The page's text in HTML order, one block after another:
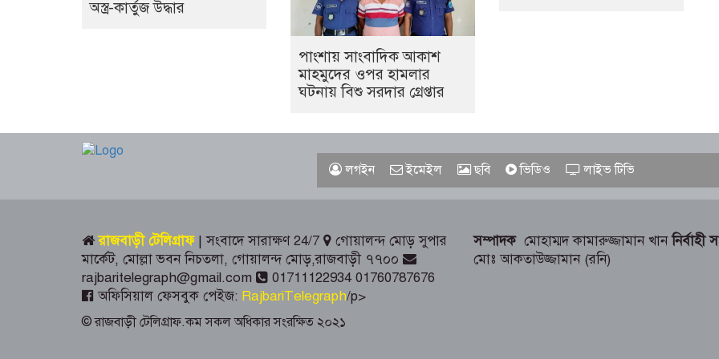
অস্ত্র-কার্তুজ উদ্ধার
পাংশায় সাংবাদিক আকাশ
মাহমুদের ওপর হামলার
ঘটনায় বিশু সরদার গ্রেপ্তার
লগইন ইমেইল ছবি ভিডিও লাইভ টিভি
রাজবাড়ী টেলিগ্রাফ | সংবাদে সারাক্ষণ 24/7
গোয়ালন্দ মোড় সুপার
মার্কেট, মোল্লা ভবন নিচতলা, গোয়ালন্দ মোড়,রাজবাড়ী ৭৭০০
rajbaritelegraph@gmail.com
01711122934 01760787676
অফিসিয়াল ফেসবুক পেইজ: RajbariTelegraph/p>
© রাজবাড়ী টেলিগ্রাফ.কম সকল অধিকার সংরক্ষিত ২০২১
সম্পাদক মোহাম্মদ কামারুজ্জামান খাননির্বাহী
মোঃ আকতাউজ্জামান (রনি)